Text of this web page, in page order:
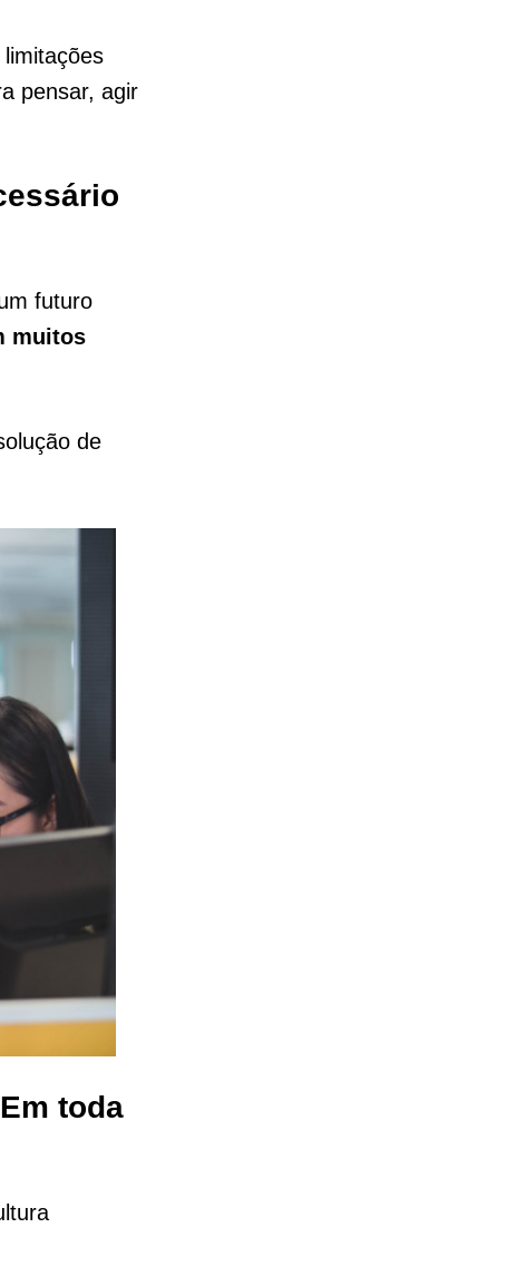
pensar, agir
futuro
muitos
de
toda